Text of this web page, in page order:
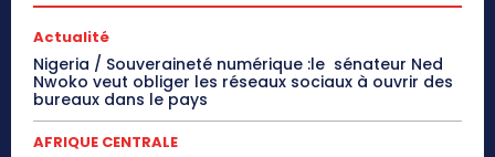
Actualité
Nigeria / Souveraineté numérique :le sénateur Ned
Nwoko veut obliger les réseaux sociaux à ouvrir des
bureaux dans le pays
AFRIQUE CENTRALE